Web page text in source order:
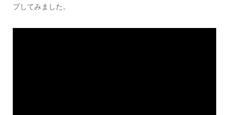
プしてみました。